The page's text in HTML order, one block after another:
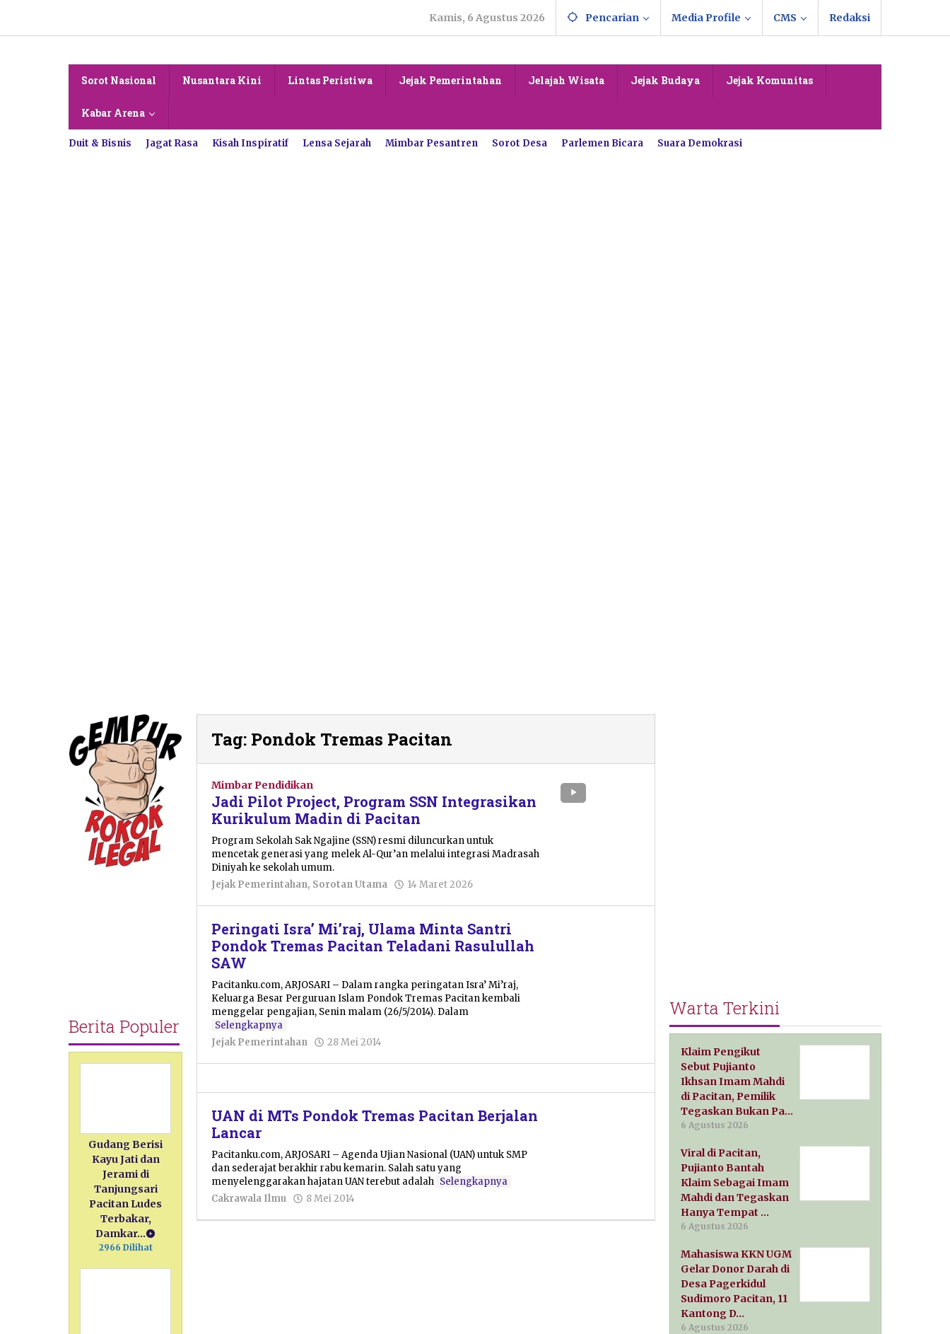
konten
Kamis, 6 Agustus 2026 Pencarian Media Profile CMS Redaksi
Sorot Nasional Nusantara Kini Lintas Peristiwa Jejak Pemerintahan Jelajah Wisata Jejak Budaya Jejak Komunitas
Kabar Arena
Duit & Bisnis Jagat Rasa Kisah Inspiratif Lensa Sejarah Mimbar Pesantren Sorot Desa Parlemen Bicara Suara Demokrasi
Berita Populer
Gudang Berisi
Kayu Jati dan
Jerami di
Tanjungsari
Pacitan Ludes
Terbakar,
Damkar…
2966 Dilihat
Tag: Pondok Tremas Pacitan
Mimbar Pendidikan
Jadi Pilot Project, Program SSN Integrasikan
Kurikulum Madin di Pacitan
Program Sekolah Sak Ngajine (SSN) resmi diluncurkan untuk
mencetak generasi yang melek Al-Qur’an melalui integrasi Madrasah
Diniyah ke sekolah umum.
Jejak Pemerintahan, Sorotan Utama 14 Maret 2026
Shalahuddin
Peringati Isra’ Mi’raj, Ulama Minta Santri
Pondok Tremas Pacitan Teladani Rasulullah
SAW
Pacitanku.com, ARJOSARI – Dalam rangka peringatan Isra’ Mi’raj,
Keluarga Besar Perguruan Islam Pondok Tremas Pacitan kembali
menggelar pengajian, Senin malam (26/5/2014). Dalam
Selengkapnya
Jejak Pemerintahan
28 Mei 2014
UAN di MTs Pondok Tremas Pacitan Berjalan
Lancar
Pacitanku.com, ARJOSARI – Agenda Ujian Nasional (UAN) untuk SMP
dan sederajat berakhir rabu kemarin. Salah satu yang
menyelenggarakan hajatan UAN terebut adalah Selengkapnya
Cakrawala Ilmu
8 Mei 2014
Warta Terkini
Klaim Pengikut
Sebut Pujianto
Ikhsan Imam Mahdi
di Pacitan, Pemilik
Tegaskan Bukan Pa…
6 Agustus 2026
Viral di Pacitan,
Pujianto Bantah
Klaim Sebagai Imam
Mahdi dan Tegaskan
Hanya Tempat …
6 Agustus 2026
Mahasiswa KKN UGM
Gelar Donor Darah di
Desa Pagerkidul
Sudimoro Pacitan, 11
Kantong D…
6 Agustus 2026